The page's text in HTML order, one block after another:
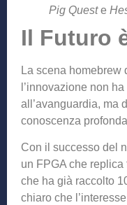
Pig Queste
Il Futuro
La scena homebrew
l’innovazione non
all’avanguardia, ma
conoscenza
Con il successo del
un FPGA che replica
che ha già raccolto
chiaro che